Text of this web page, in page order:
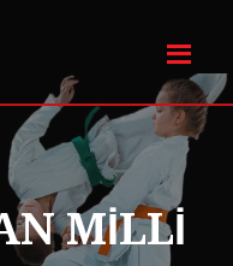
MİLLİ